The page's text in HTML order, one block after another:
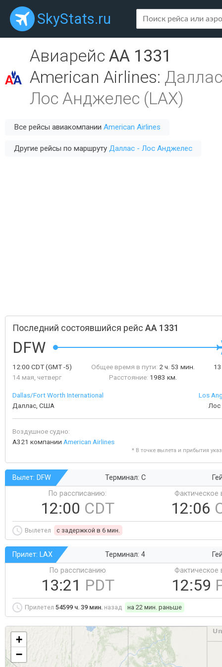
SkyStats.ru
Авиарейс AA 1331
American Airlines:
Лос Анджелес (LAX)
Все рейсы авиакомпании American Airlines
Другие рейсы по маршруту Даллас - Лос Анджелес
Последний состоявшийся рейс AA 1331
DFW
12:00 CDT(GMT -5)
14 мая, четверг
Общее время в пути: 2 ч. 53 мин.
Расстояние: 1983 км.
Dallas/Fort Worth International
Даллас, США
Los
Воздушное судно:
A321 компании American Airlines
* В точке вылета и прибытия
Вылет: DFW Терминал: C
По рассписанию:
12:00 CDT
Фактическое
12:06
Вылетел c задержкой в 6 мин.
Прилет: LAX Терминал: 4
По рассписанию
13:21 PDT
Фактическое
12:59
Прилетел 54599 ч. 39 мин. назад на 22 мин. раньше
+
−